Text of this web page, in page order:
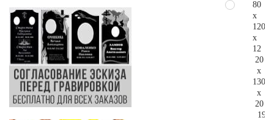
80
x
120
x
12
20
x
130
x
20